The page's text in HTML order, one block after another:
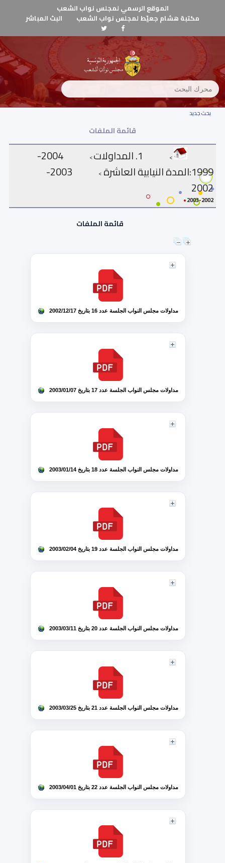
الموقع الرسمي لمجلس نواب الشعب
مكتبة هشام جعيّط لمجلس نواب الشعب
البث المباشر
بحث جديد
قائمة الملفات
> 1. المداولات >
2004-
1999:المدة النيابية العاشرة
>
2003-
2002
2003-2002
قائمة الملفات
مداولات مجلس النواب الجلسة عدد 16 بتاريخ 2002/12/17
مداولات مجلس النواب الجلسة عدد 17 بتاريخ 2003/01/07
مداولات مجلس النواب الجلسة عدد 18 بتاريخ 2003/01/14
مداولات مجلس النواب الجلسة عدد 19 بتاريخ 2003/02/04
مداولات مجلس النواب الجلسة عدد 20 بتاريخ 2003/03/11
مداولات مجلس النواب الجلسة عدد 21 بتاريخ 2003/03/25
مداولات مجلس النواب الجلسة عدد 22 بتاريخ 2003/04/01